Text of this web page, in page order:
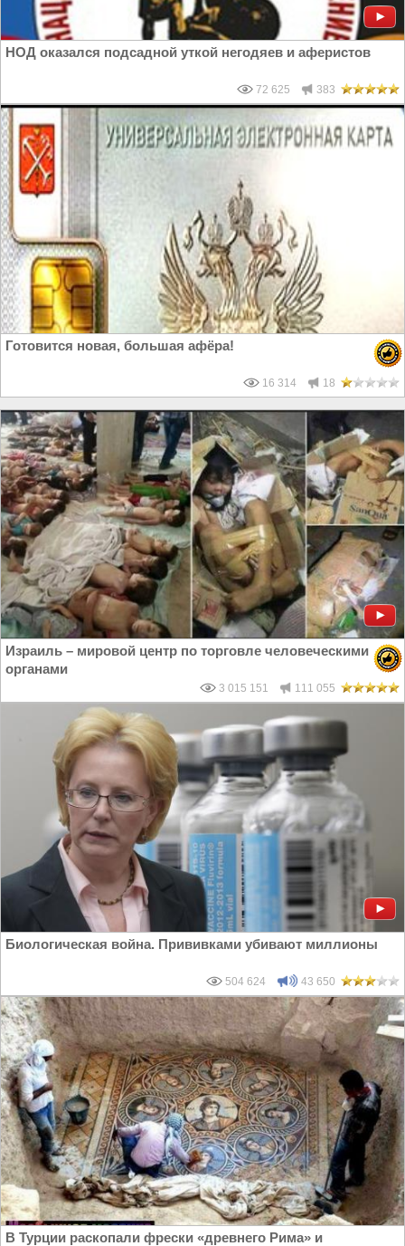
НОД оказался подсадной уткой негодяев и аферистов
72 625 383
Готовится новая, большая афёра!
16 314 18
Израиль – мировой центр по торговле человеческими
органами
3 015 151 111 055
Биологическая война. Прививками убивают миллионы
504 624 43 650
В Турции раскопали фрески «древнего Рима» и